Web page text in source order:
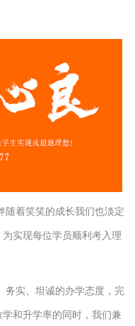
随着笑笑的成长我们也淡定
实现每位学员顺利考入理
务实、坦诚的办学态度，完
和升学率的同时，我们兼